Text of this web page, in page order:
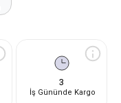
3
İş Gününde Kargo